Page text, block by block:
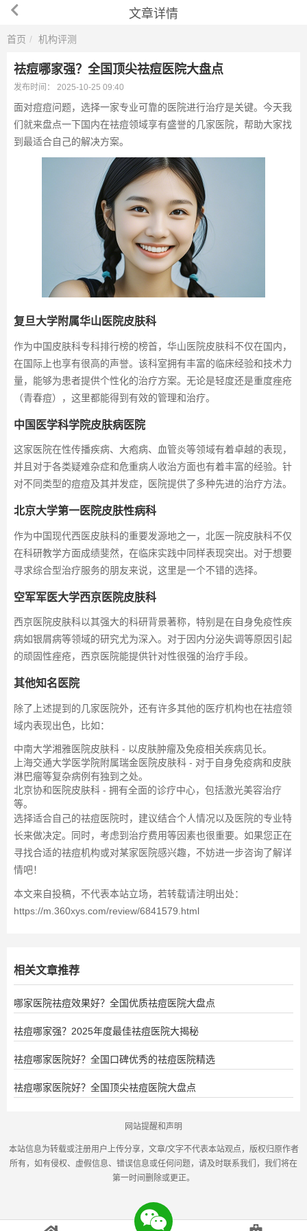
文章详情
首页 机构评测
祛痘哪家强？全国顶尖祛痘医院大盘点
发布时间： 2025-10-25 09:40
面对痘痘问题，选择一家专业可靠的医院进行治疗是关键。今天我
们就来盘点一下国内在祛痘领域享有盛誉的几家医院，帮助大家找
到最适合自己的解决方案。
复旦大学附属华山医院皮肤科
作为中国皮肤科专科排行榜的榜首，华山医院皮肤科不仅在国内，
在国际上也享有很高的声誉。该科室拥有丰富的临床经验和技术力
量，能够为患者提供个性化的治疗方案。无论是轻度还是重度痤疮
（青春痘），这里都能得到有效的管理和治疗。
中国医学科学院皮肤病医院
这家医院在性传播疾病、大疱病、血管炎等领域有着卓越的表现，
并且对于各类疑难杂症和危重病人收治方面也有着丰富的经验。针
对不同类型的痘痘及其并发症，医院提供了多种先进的治疗方法。
北京大学第一医院皮肤性病科
作为中国现代西医皮肤科的重要发源地之一，北医一院皮肤科不仅
在科研教学方面成绩斐然，在临床实践中同样表现突出。对于想要
寻求综合型治疗服务的朋友来说，这里是一个不错的选择。
空军军医大学西京医院皮肤科
西京医院皮肤科以其强大的科研背景著称，特别是在自身免疫性疾
病如银屑病等领域的研究尤为深入。对于因内分泌失调等原因引起
的顽固性痤疮，西京医院能提供针对性很强的治疗手段。
其他知名医院
除了上述提到的几家医院外，还有许多其他的医疗机构也在祛痘领
域内表现出色，比如：
中南大学湘雅医院皮肤科 - 以皮肤肿瘤及免疫相关疾病见长。
上海交通大学医学院附属瑞金医院皮肤科 - 对于自身免疫病和皮肤
淋巴瘤等复杂病例有独到之处。
北京协和医院皮肤科 - 拥有全面的诊疗中心，包括激光美容治疗
等。
选择适合自己的祛痘医院时，建议结合个人情况以及医院的专业特
长来做决定。同时，考虑到治疗费用等因素也很重要。如果您正在
寻找合适的祛痘机构或对某家医院感兴趣，不妨进一步咨询了解详
情吧！
本文来自投稿，不代表本站立场，若转载请注明出处：
https://m.360xys.com/review/6841579.html
相关文章推荐
哪家医院祛痘效果好？全国优质祛痘医院大盘点
祛痘哪家强？2025年度最佳祛痘医院大揭秘
祛痘哪家医院好？全国口碑优秀的祛痘医院精选
祛痘哪家医院好？全国顶尖祛痘医院大盘点
网站提醒和声明
本站信息为转载或注册用户上传分享，文章/文字不代表本站观点，版权归原作者
所有，如有侵权、虚假信息、错误信息或任何问题，请及时联系我们，我们将在
第一时间删除或更正。